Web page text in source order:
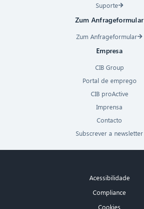
Suporte
Zum Anfrageformular
Zum Anfrageformular
Empresa
CIB Group
Portal de emprego
CIB proActive
Imprensa
Contacto
Subscrever a newsletter
Acessibilidade
Compliance
Cookies